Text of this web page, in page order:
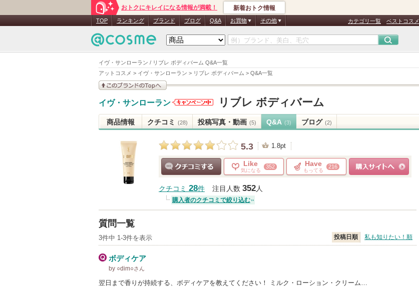
イヴ・サンローラン / リブレ ボディバーム Q&A一覧
アットコスメ > イヴ・サンローラン > リブレ ボディバーム > Q&A一覧
おトクにキレイになる情報が満載！ 新着おトク情報
TOP ランキング ブランド ブログ Q&A お買物 その他 カテゴリ一覧 ベストコスメ
見る
イヴ・サンローラン
ローランか
らのお知ら
せがありま
す
リブレ ボディバーム
商品情報 クチコミ (28) 投稿写真・動画 (5) Q&A (3) ブログ (2)
5.3 1.8pt
Like
気になる
352 Have
もってる
216
クチコミ 28件 注目人数 352人
購入者のクチコミで絞り込む
質問一覧
3件中 1-3件を表示 投稿日順 私も知りたい！順
ボディケア
by ○dim○さん
翌日まで香りが持続する、ボディケアを教えてください！ ミルク・ローション・クリーム…